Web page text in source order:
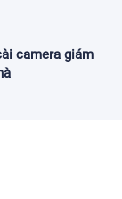
camera giám